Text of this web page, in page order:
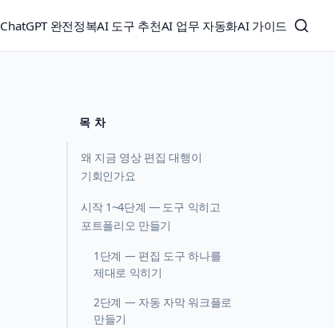
ChatGPT 완전정복AI 도구 추천AI 업무 자동화AI 가이드
목 차
왜 지금 영상 편집 대행이
기회인가요
시작 1~4단계 — 도구 익히고
포트폴리오 만들기
1단계 — 편집 도구 하나를
제대로 익히기
2단계 — 자동 자막 워크플로
만들기